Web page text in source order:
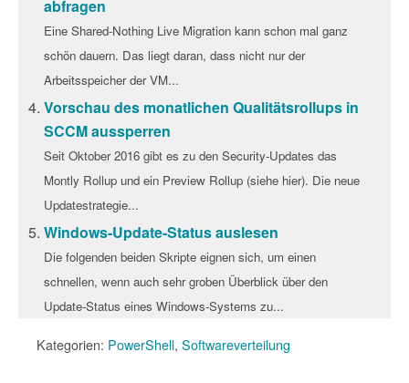
abfragen
Eine Shared-Nothing Live Migration kann schon mal ganz
schön dauern. Das liegt daran, dass nicht nur der
Arbeitsspeicher der VM...
Vorschau des monatlichen Qualitätsrollups in
SCCM aussperren
Seit Oktober 2016 gibt es zu den Security-Updates das
Montly Rollup und ein Preview Rollup (siehe hier). Die neue
Updatestrategie...
Windows-Update-Status auslesen
Die folgenden beiden Skripte eignen sich, um einen
schnellen, wenn auch sehr groben Überblick über den
Update-Status eines Windows-Systems zu...
Kategorien: PowerShell, Softwareverteilung